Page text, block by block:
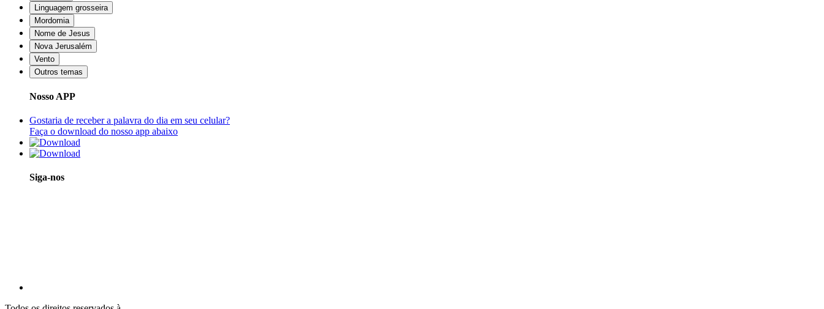
Linguagem grosseira
Mordomia
Nome de Jesus
Nova Jerusalém
Vento
Outros temas
Nosso APP
Gostaria de receber a palavra do dia em seu celular?
Faça o download do nosso app abaixo
Siga-nos